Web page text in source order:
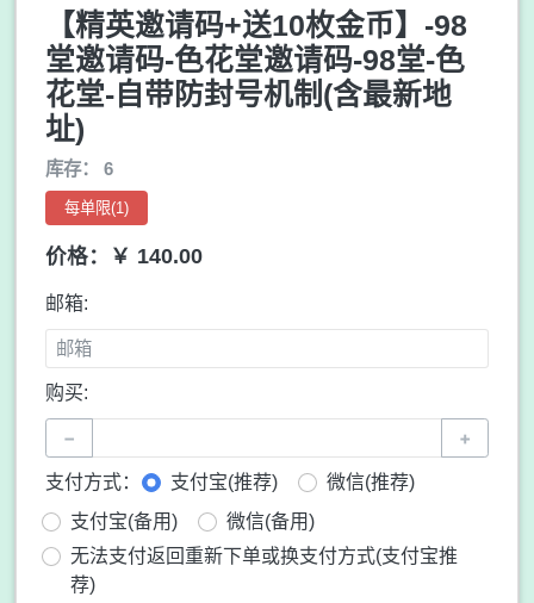
【精英邀请码+送10枚金币】-98
堂邀请码-色花堂邀请码-98堂-色
花堂-自带防封号机制(含最新地
址)
库存： 6
每单限(1)
价格：￥ 140.00
邮箱:
购买:
− +
支付方式： 支付宝(推荐)
微信(推荐)
支付宝(备用)
微信(备用)
无法支付返回重新下单或换支付方式(支付宝推
荐)